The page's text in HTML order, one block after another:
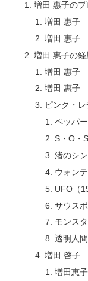
増田 惠子の
増田 惠子
増田 惠子
増田 惠子の経
増田 惠子
増田 惠子
ピンク・
ペッパ
S・O・
渚のシ
ウォン
UFO（
サウス
モンス
透明人
増田 啓子
増田恵